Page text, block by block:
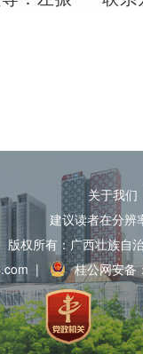
关于我们
建议读者在分辨
版权所有：广西壮族自
| 桂公网安备